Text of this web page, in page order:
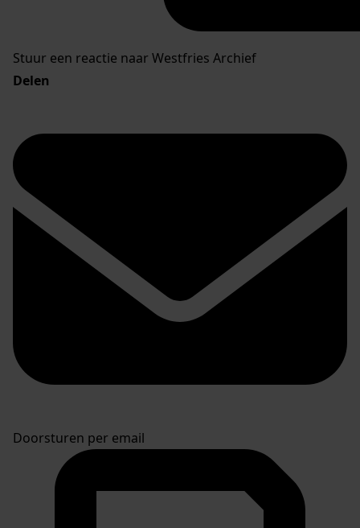
Stuur een reactie naar Westfries Archief
Delen
Doorsturen per email